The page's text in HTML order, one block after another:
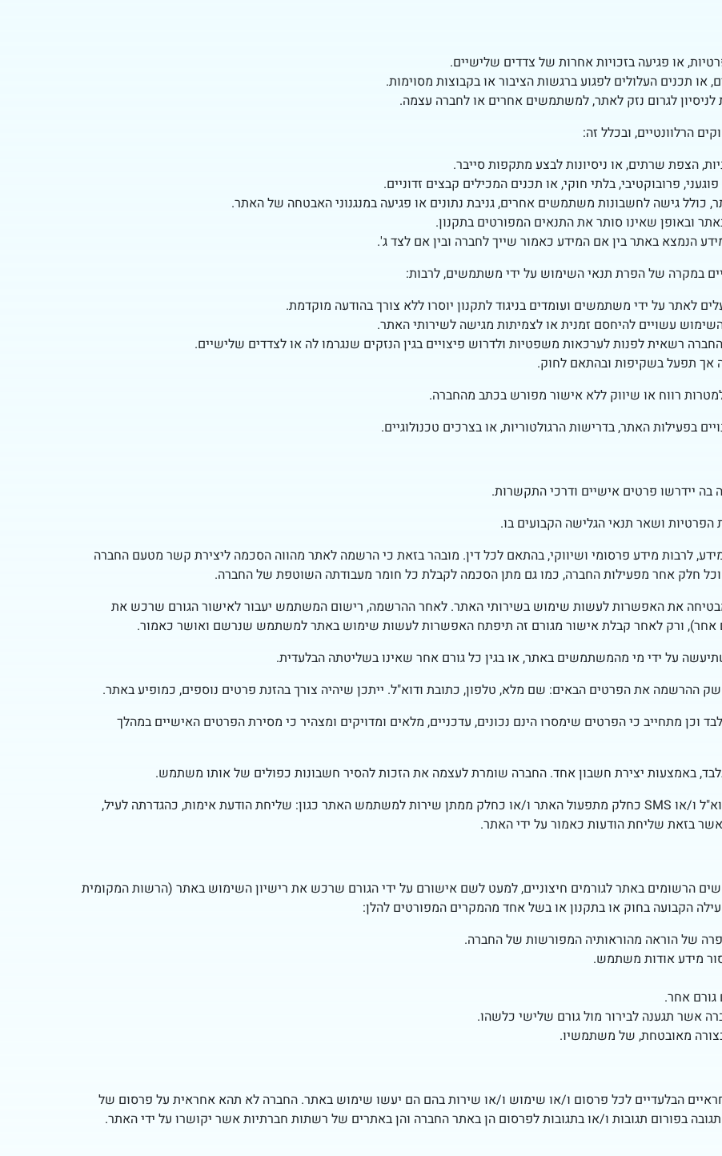
או פגיעה בזכויות אחרות של צדדים שלישיים.
או תכנים העלולים לפגוע ברגשות הציבור או בקבוצות מסוימות.
לניסיון לגרום נזק לאתר, למשתמשים אחרים או לחברה עצמה.
הרלוונטיים, ובכלל זה:
הצפת שרתים, או ניסיונות לבצע מתקפות סייבר.
פרובוקטיבי, בלתי חוקי, או תכנים המכילים קבצים זדוניים.
כולל גישה לחשבונות משתמשים אחרים, גניבת נתונים או פגיעה במנגנוני האבטחה של האתר.
ובאופן שאינו סותר את התנאים המפורטים בתקנון.
הנמצא באתר בין אם המידע כאמור שייך לחברה ובין אם לצד ג'.
במקרה של הפרת תנאי השימוש על ידי משתמשים, לרבות:
לאתר על ידי משתמשים ועומדים בניגוד לתקנון יוסרו ללא צורך בהודעה מוקדמת.
עשויים להיחסם זמנית או לצמיתות מגישה לשירותי האתר.
רשאית לפנות לערכאות משפטיות ולדרוש פיצויים בגין הנזקים שנגרמו לה או לצדדים שלישיים.
אך תפעל בשקיפות ובהתאם לחוק.
רווח או שיווק ללא אישור מפורש בכתב מהחברה.
האתר, בדרישות הרגולטוריות, או בצרכים טכנולוגיים.
יידרשו פרטים אישיים ודרכי התקשרות.
ושאר תנאי הגלישה הקבועים בו.
לרבות מידע פרסומי ושיווקי, בהתאם לכל דין. מובהר בזאת כי הרשמה לאתר מהווה הסכמה ליצירת קשר מטעם החברה
וכל חלק אחר מפעילות החברה, כמו גם מתן הסכמה לקבלת כל חומר מעבודתה השוטפת של החברה.
את האפשרות לעשות שימוש בשירותי האתר. לאחר ההרשמה, רישום המשתמש יעבור לאישור הגורם שרכש את
אחר), ורק לאחר קבלת אישור מגורם זה תיפתח האפשרות לעשות שימוש באתר למשתמש שנרשם ואושר כאמור.
על ידי מי מהמשתמשים באתר, או בגין כל גורם אחר שאינו בשליטתה הבלעדית.
את הפרטים הבאים: שם מלא, טלפון, כתובת ודוא"ל. ייתכן שיהיה צורך בהזנת פרטים נוספים, כמופיע באתר.
מתחייב כי הפרטים שימסרו הינם נכונים, עדכניים, מלאים ומדויקים ומצהיר כי מסירת הפרטים האישיים במהלך
באמצעות יצירת חשבון אחד. החברה שומרת לעצמה את הזכות להסיר חשבונות כפולים של אותו משתמש.
פניה של האתר אל המשתמש בכל דרך שהיא לרבות דוא"ל ו/או SMS כחלק מתפעול האתר ו/או כחלק ממתן שירות למשתמש האתר כגון: שליחת הודעת אימות, כהגדרתה לעיל,
בזאת שליחת הודעות כאמור על ידי האתר.
הרשומים באתר לגורמים חיצוניים, למעט לשם אישורם על ידי הגורם שרכש את רישיון השימוש באתר (הרשות המקומית
הקבועה בחוק או בתקנון או בשל אחד מהמקרים המפורטים להלן:
של הוראה מהוראותיה המפורשות של החברה.
מידע אודות משתמש.
אחר.
אשר תגענה לבירור מול גורם שלישי כלשהו.
מאובטחת, של משתמשיו.
הבלעדיים לכל פרסום ו/או שימוש ו/או שירות בהם הם יעשו שימוש באתר. החברה לא תהא אחראית על פרסום של
בפורום תגובות ו/או בתגובות לפרסום הן באתר החברה והן באתרים של רשתות חברתיות אשר יקושרו על ידי האתר.